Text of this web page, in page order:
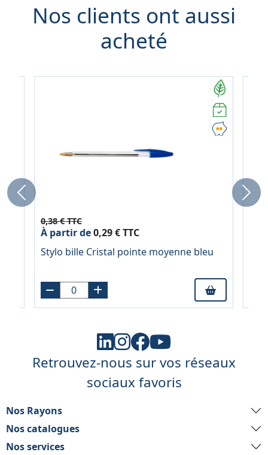
Nos clients ont aussi
acheté
0,38 € TTC
À partir de0,29 € TTC
Stylo bille Cristal pointe moyenne bleu
Previous Next
Retrouvez-nous sur vos réseaux
sociaux favoris
Nos Rayons
Nos catalogues
Nos services